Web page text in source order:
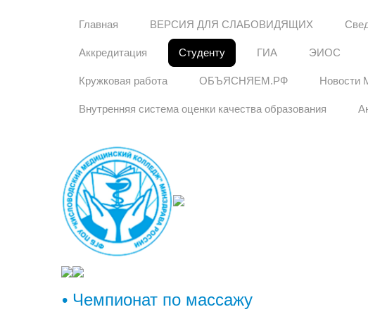
Главная ВЕРСИЯ ДЛЯ СЛАБОВИДЯЩИХ
Аккредитация Студенту ГИА ЭИОС
Кружковая работа ОБЪЯСНЯЕМ.РФ Новости
Внутренняя система оценки качества образования
• Чемпионат по массажу